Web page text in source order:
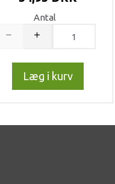
Antal
Læg i kurv